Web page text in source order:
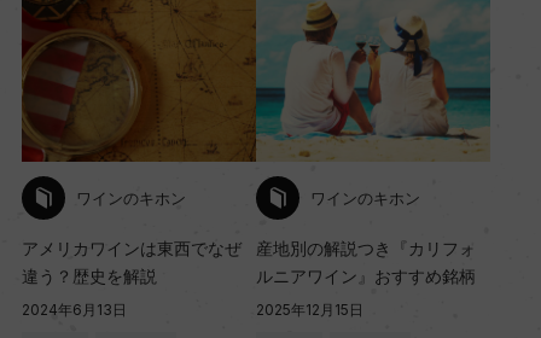
ワインのキホン
アメリカワインは東西でなぜ
違う？歴史を解説
2024年6月13日
ワインのキホン
産地別の解説つき『カリフォ
ルニアワイン』おすすめ銘柄
2025年12月15日